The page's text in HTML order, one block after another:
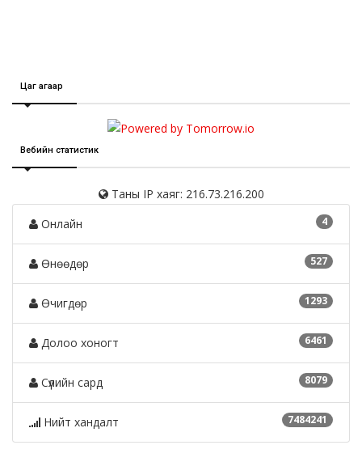
Цаг агаар
Вебийн статистик
Таны IP хаяг: 216.73.216.200
4
Онлайн
527
Өнөөдөр
1293
Өчигдөр
6461
Долоо хоногт
8079
Сүүлийн сард
7484241
Нийт хандалт